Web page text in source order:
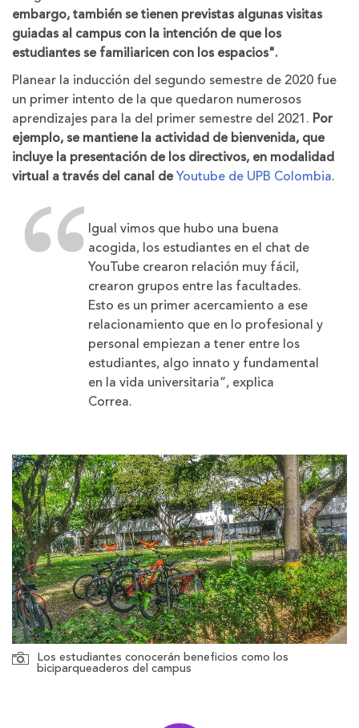
embargo, también se tienen previstas algunas visitas
guiadas al campus con la intención de que los
estudiantes se familiaricen con los espacios".
Planear la inducción del segundo semestre de 2020 fue
un primer intento de la que quedaron numerosos
aprendizajes para la del primer semestre del 2021. Por
ejemplo, se mantiene la actividad de bienvenida, que
incluye la presentación de los directivos, en modalidad
virtual a través del canal deYoutube de UPB Colombia.
Igual vimos que hubo una buena
acogida, los estudiantes en el chat de
YouTube crearon relación muy fácil,
crearon grupos entre las facultades.
Esto es un primer acercamiento a ese
relacionamiento que en lo profesional y
personal empiezan a tener entre los
estudiantes, algo innato y fundamental
en la vida universitaria”, explica
Correa.
Los estudiantes conocerán beneficios como los
biciparqueaderos del campus